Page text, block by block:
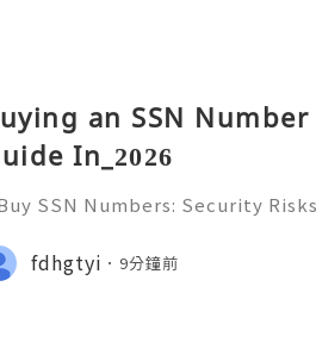
an SSN
In_2026
SSN Numbers: Security
are highly sensitive
States. They ca
fdhgtyi 9分鐘前